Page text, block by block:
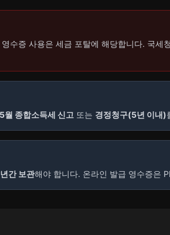
수증 사용은 세금 포탈에 해당합니다. 국세
5월 종합소득세 신고 또는 경정청구(5년 이내)
간 보관해야 합니다. 온라인 발급 영수증은